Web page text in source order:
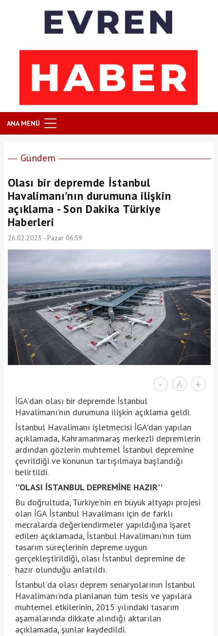
ANA MENÜ
Gündem
Olası bir depremde İstanbul
Havalimanı'nın durumuna ilişkin
açıklama - Son Dakika Türkiye
Haberleri
26.02.2023 - Pazar 06:59
- A +
İGA'dan olası bir depremde İstanbul
Havalimanı'nın durumuna ilişkin açıklama geldi.
İstanbul Havalimanı işletmecisi İGA'dan yapılan
açıklamada, Kahramanmaraş merkezli depremlerin
ardından gözlerin muhtemel İstanbul depremine
çevrildiği ve konunun tartışılmaya başlandığı
belirtildi.
''OLASI İSTANBUL DEPREMİNE HAZIR''
Bu doğrultuda, Türkiye'nin en büyük altyapı projesi
olan İGA İstanbul Havalimanı için de farklı
mecralarda değerlendirmeler yapıldığına işaret
edilen açıklamada, İstanbul Havalimanı'nın tüm
tasarım süreçlerinin depreme uygun
gerçekleştirildiği, olası İstanbul depremine de
hazır olunduğu anlatıldı.
İstanbul'da olası deprem senaryolarının İstanbul
Havalimanı'nda planlanan tüm tesis ve yapılara
muhtemel etkilerinin, 2015 yılındaki tasarım
aşamalarında dikkate alındığı aktarılan
açıklamada, şunlar kaydedildi.